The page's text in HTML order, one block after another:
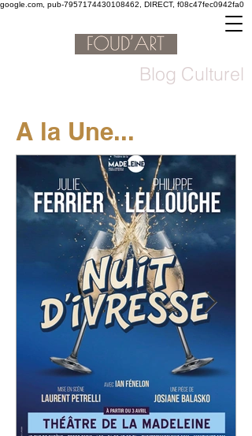
google.com, pub-7957174430108462, DIRECT, f08c47fec0942fa0
Blog Culturel
A la Une...